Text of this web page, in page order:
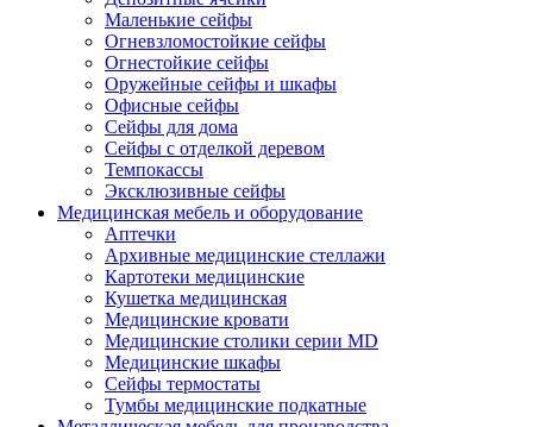
Маленькие сейфы
Огневзломостойкие сейфы
Огнестойкие сейфы
Оружейные сейфы и шкафы
Офисные сейфы
Сейфы для дома
Сейфы с отделкой деревом
Темпокассы
Эксклюзивные сейфы
Медицинская мебель и оборудование
Аптечки
Архивные медицинские стеллажи
Картотеки медицинские
Кушетка медицинская
Медицинские кровати
Медицинские столики серии MD
Медицинские шкафы
Сейфы термостаты
Тумбы медицинские подкатные